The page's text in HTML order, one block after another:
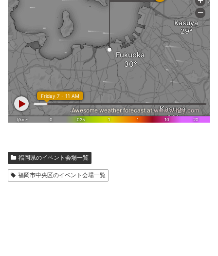
福岡県のイベント会場一覧
福岡市中央区のイベント会場一覧